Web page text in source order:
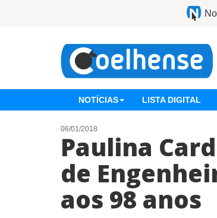
NOTÍCIAS LISTA DIGITAL
06/01/2018
Paulina
de
aos 98 anos